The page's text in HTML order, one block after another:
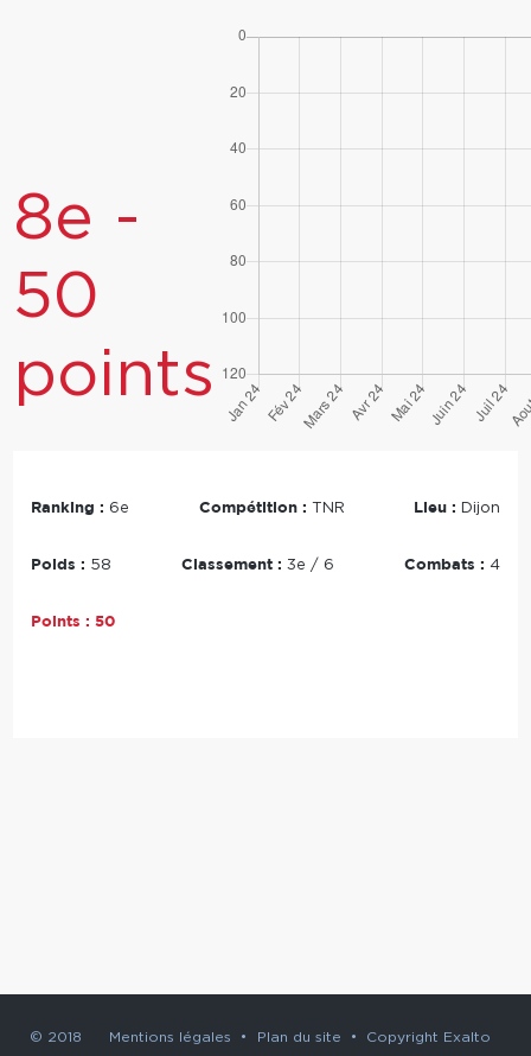
8e -
50
points
Ranking : 6e Compétition : TNR Lieu : Dijon
Poids : 58 Classement : 3e / 6 Combats : 4
Points :50
© 2018 Mentions légales • Plan du site • Copyright Exalto